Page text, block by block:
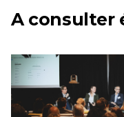
A consulter